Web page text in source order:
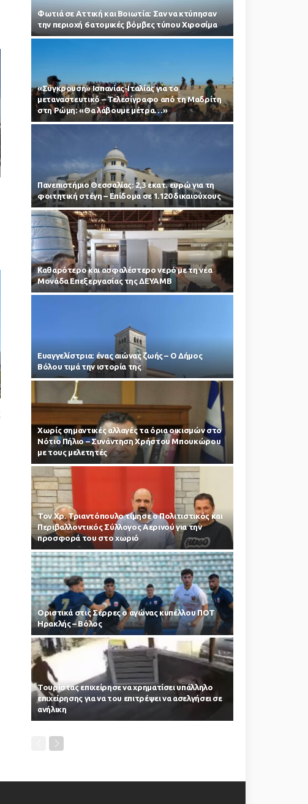
Φωτιά σε Αττική και Βοιωτία: Σαν να κτύπησαν
την περιοχή 6 ατομικές βόμβες τύπου Χιροσίμα
«Σύγκρουση» Ισπανίας-Ιταλίας για το
μεταναστευτικό – Τελεσίγραφο από τη Μαδρίτη
στη Ρώμη: «Θα λάβουμε μέτρα…»
Πανεπιστήμιο Θεσσαλίας: 2,3 εκατ. ευρώ για τη
φοιτητική στέγη – Επίδομα σε 1.120 δικαιούχους
Καθαρότερο και ασφαλέστερο νερό με τη νέα
Μονάδα Επεξεργασίας της ΔΕΥΑΜΒ
Ευαγγελίστρια: ένας αιώνας ζωής – Ο Δήμος
Βόλου τιμά την ιστορία της
Χωρίς σημαντικές αλλαγές τα όρια οικισμών στο
Νότιο Πήλιο – Συνάντηση Χρήστου Μπουκώρου
με τους μελετητές
Τον Χρ. Τριαντόπουλο τίμησε ο Πολιτιστικός και
Περιβαλλοντικός Σύλλογος Αερινού για την
προσφορά του στο χωριό
Οριστικά στις Σέρρες ο αγώνας κυπέλλου ΠΟΤ
Ηρακλής – Βόλος
Τουρίστας επιχείρησε να χρηματίσει υπάλληλο
επιχείρησης για να του επιτρέψει να ασελγήσει σε
ανήλικη